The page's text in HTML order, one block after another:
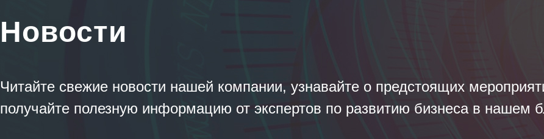
Новости
Читайте свежие новости нашей компании, узнавайте о предстоящих
получайте полезную информацию от экспертов по развитию бизнеса в нашем